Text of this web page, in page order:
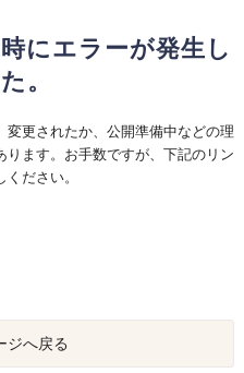
にエラーが発生し
。
更されたか、公開準備中などの理
ます。お手数ですが、下記のリン
ださい。
ジへ戻る